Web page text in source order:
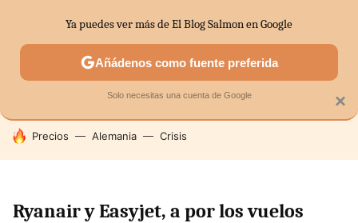
SECTORES ECONOMÍA DOMÉSTICA MERCADOS
HOY SE HABLA DE
Precios Alemania Crisis
Ryanair y Easyjet, a por los vuelos
×
Ya puedes ver más de El Blog Salmon en Google
Añádenos como fuente preferida
Solo necesitas una cuenta de Google